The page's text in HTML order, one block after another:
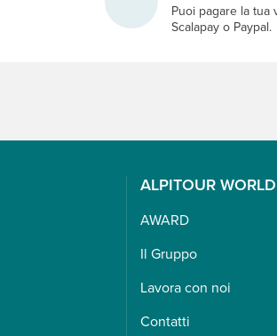
Puoi pagare la tua
Scalapay o Paypal.
ALPITOUR WORLD
AWARD
Il Gruppo
Lavora con noi
Contatti